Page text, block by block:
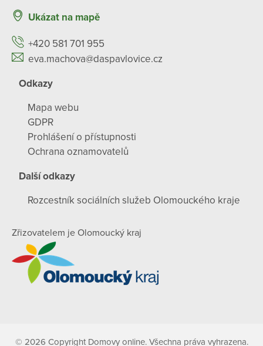
Ukázat na mapě
+420 581 701 955
eva.machova@daspavlovice.cz
Odkazy
Mapa webu
GDPR
Prohlášení o přístupnosti
Ochrana oznamovatelů
Další odkazy
Rozcestník sociálních služeb Olomouckého kraje
Zřizovatelem je Olomoucký kraj
© 2026 Copyright Domovy online. Všechna práva vyhrazena.